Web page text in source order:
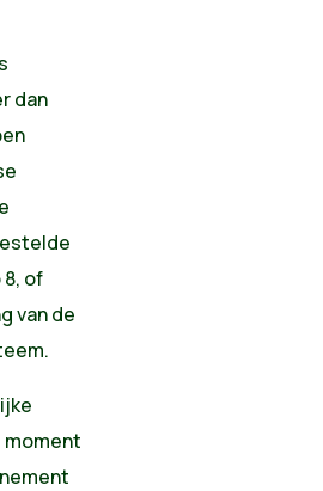
dan
8, of
van de